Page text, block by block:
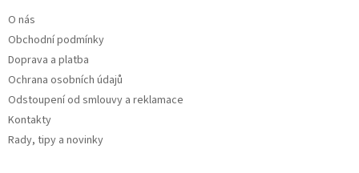
O nás
Obchodní podmínky
Doprava a platba
Ochrana osobních údajů
Odstoupení od smlouvy a reklamace
Kontakty
Rady, tipy a novinky